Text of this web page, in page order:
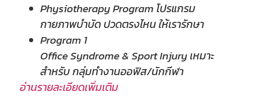
Physiotherapy Program โปรแกรม
กายภาพบำบัด ปวดตรงไหน ให้เรารักษา
Program 1
Office Syndrome & Sport Injury เหมาะ
สำหรับ กลุ่มทำงานออฟิส/นักกีฬา
อ่านรายละเอียดเพิ่มเติม